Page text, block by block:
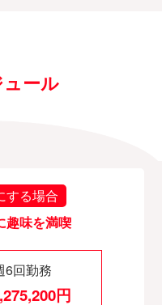
ール
する場合
趣味を満喫
6回勤務
円